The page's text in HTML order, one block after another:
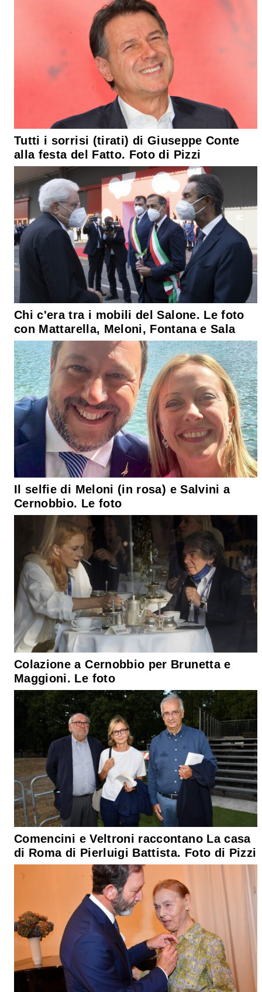
Tutti i sorrisi (tirati) di Giuseppe Conte
alla festa del Fatto. Foto di Pizzi
Chi c'era tra i mobili del Salone. Le foto
con Mattarella, Meloni, Fontana e Sala
Il selfie di Meloni (in rosa) e Salvini a
Cernobbio. Le foto
Colazione a Cernobbio per Brunetta e
Maggioni. Le foto
Comencini e Veltroni raccontano La casa
di Roma di Pierluigi Battista. Foto di Pizzi